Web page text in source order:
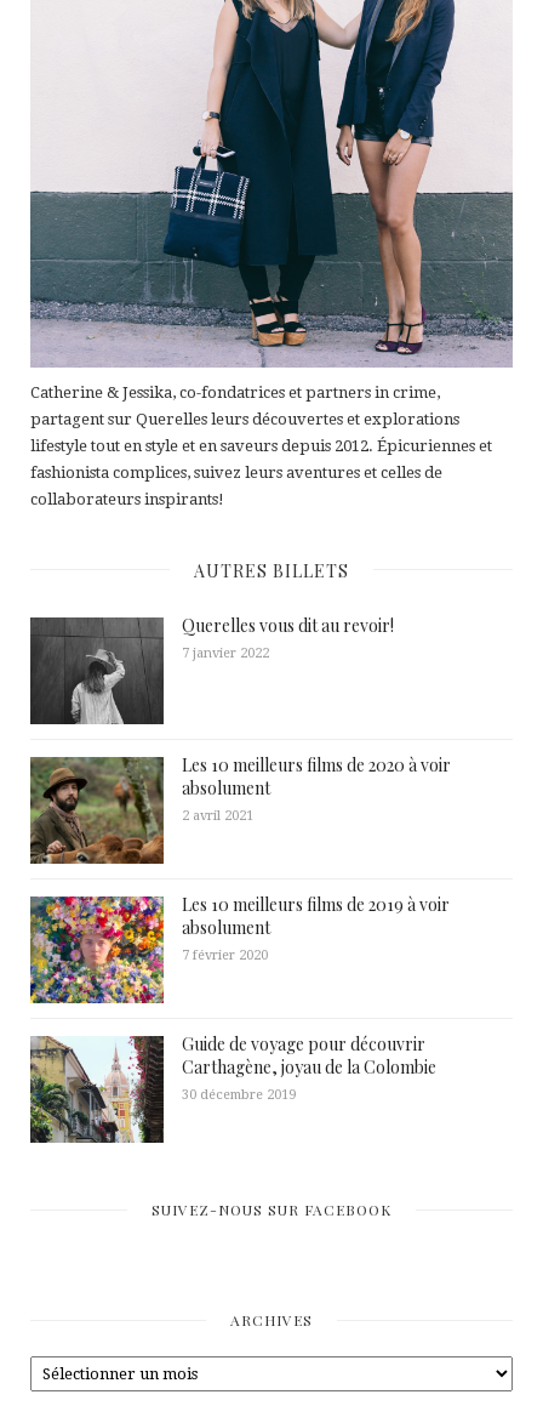
Catherine & Jessika, co-fondatrices et partners in crime,
partagent sur Querelles leurs découvertes et explorations
lifestyle tout en style et en saveurs depuis 2012. Épicuriennes et
fashionista complices, suivez leurs aventures et celles de
collaborateurs inspirants!
AUTRES BILLETS
Querelles vous dit au revoir!
7 janvier 2022
Les 10 meilleurs films de 2020 à voir
absolument
2 avril 2021
Les 10 meilleurs films de 2019 à voir
absolument
7 février 2020
Guide de voyage pour découvrir
Carthagène, joyau de la Colombie
30 décembre 2019
SUIVEZ-NOUS SUR FACEBOOK
ARCHIVES